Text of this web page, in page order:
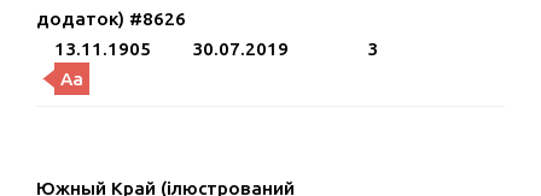
додаток) #8626
13.11.1905
30.07.2019
3
Aa
Южный Край (ілюстрований